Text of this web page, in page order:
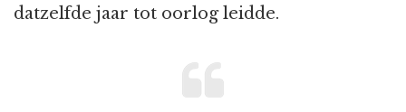
datzelfde jaar tot oorlog leidde.